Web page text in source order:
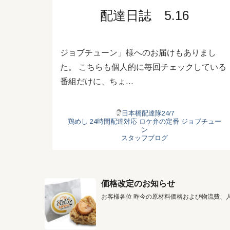
配達日誌 5.16
ジョブチューン」様へのお届けもありまし
た。 こちらも個人的に毎回チェックしている
番組だけに、ちょ…
日本橋配達隊24/7
鶏めし 24時間配達対応 ロケ弁の定番 ジョブチュー
ン
スタッフブログ
価格改定のお知らせ
お客様各位 昨今の原材料価格および物流費、